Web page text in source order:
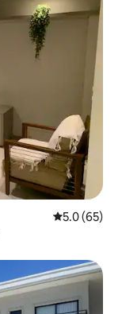
レビュー65
5.0 (65)